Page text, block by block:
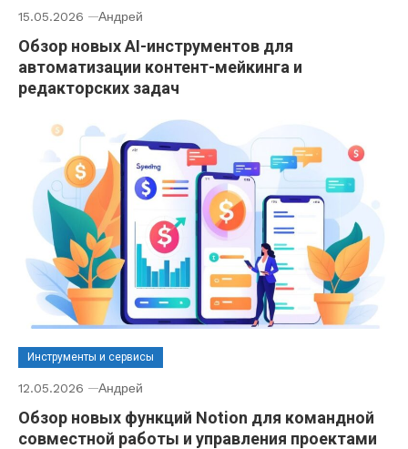
15.05.2026 Андрей
Обзор новых AI-инструментов для
автоматизации контент-мейкинга и
редакторских задач
Инструменты и сервисы
12.05.2026 Андрей
Обзор новых функций Notion для командной
совместной работы и управления проектами